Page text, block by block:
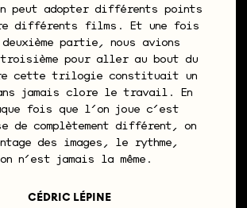
peut adopter différents points
différents films. Et une fois
partie, nous avions
troisième pour aller au bout du
cette trilogie constituait un
jamais clore le travail. En
fois que l’on joue c’est
de complètement différent, on
des images, le rythme,
n’est jamais la même.
CÉDRIC LÉPINE